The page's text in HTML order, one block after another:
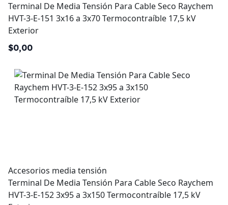
Terminal De Media Tensión Para Cable Seco Raychem
HVT-3-E-151 3x16 a 3x70 Termocontraíble 17,5 kV
Exterior
$0,00
Accesorios media tensión
Terminal De Media Tensión Para Cable Seco Raychem
HVT-3-E-152 3x95 a 3x150 Termocontraíble 17,5 kV